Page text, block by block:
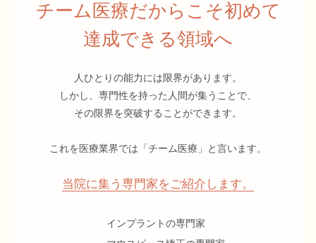
チーム医療だからこそ初めて
達成できる領域へ
人ひとりの能力には限界があります。
しかし、専門性を持った人間が集うことで、
その限界を突破することができます。
これを医療業界では「チーム医療」と言います。
当院に集う専門家をご紹介します。
インプラントの専門家